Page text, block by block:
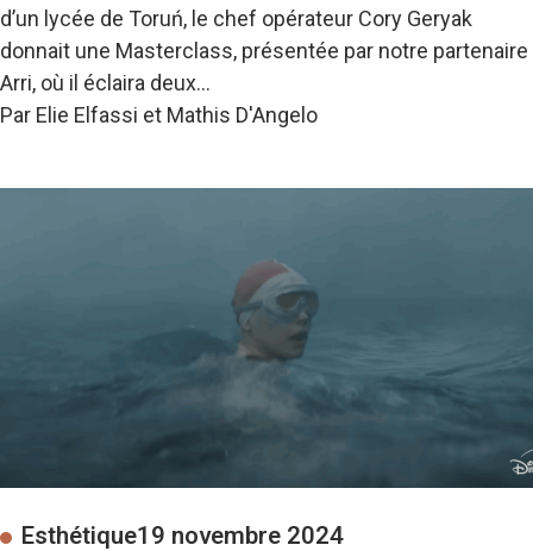
d’un lycée de Toruń, le chef opérateur Cory Geryak
donnait une Masterclass, présentée par notre partenaire
Arri, où il éclaira deux…
Par Elie Elfassi et Mathis D'Angelo
Esthétique19 novembre 2024